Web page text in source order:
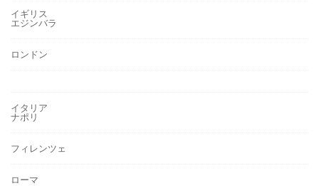
イギリス
エジンバラ
ロンドン
イタリア
ナポリ
フィレンツェ
ローマ